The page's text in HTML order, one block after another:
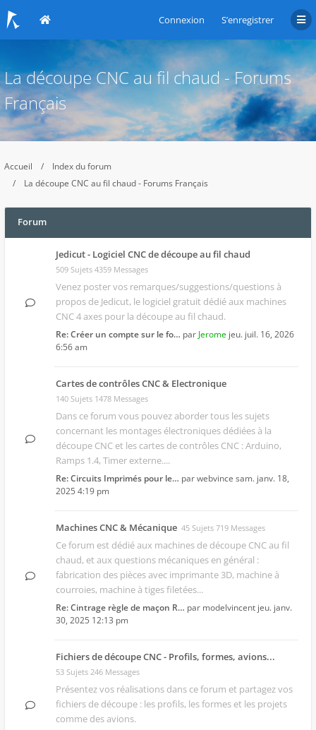
Connexion S’enregistrer
La découpe CNC au fil chaud - Forums
Français
Accueil
Index du forum
La découpe CNC au fil chaud - Forums Français
Forum
Jedicut - Logiciel CNC de découpe au fil chaud
509 Sujets 4359 Messages
Venez poster vos remarques/suggestions/questions à
propos de Jedicut, le logiciel gratuit dédié aux machines
CNC 4 axes pour la découpe au fil chaud.
Re: Créer un compte sur le fo… par Jerome jeu. juil. 16, 2026
6:56 am
Cartes de contrôles CNC & Electronique
140 Sujets 1478 Messages
Dans ce forum vous pouvez aborder tous les sujets
concernant les montages électroniques dédiées à la
découpe CNC et les cartes de contrôles CNC : Arduino,
Ramps 1.4, Timer externe....
Re: Circuits Imprimés pour le… parwebvince sam. janv. 18,
2025 4:19 pm
Machines CNC & Mécanique 45 Sujets 719 Messages
Ce forum est dédié aux machines de découpe CNC au fil
chaud, et aux questions mécaniques en général :
fabrication des pièces avec imprimante 3D, machine à
courroies, machine à tiges filetées...
Re: Cintrage règle de maçon R… par modelvincent jeu. janv.
30, 2025 12:13 pm
Fichiers de découpe CNC - Profils, formes, avions...
53 Sujets 246 Messages
Présentez vos réalisations dans ce forum et partagez vos
fichiers de découpe : les profils, les formes et les projets
comme des avions.